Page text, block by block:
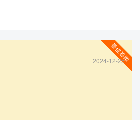
2024-12-25